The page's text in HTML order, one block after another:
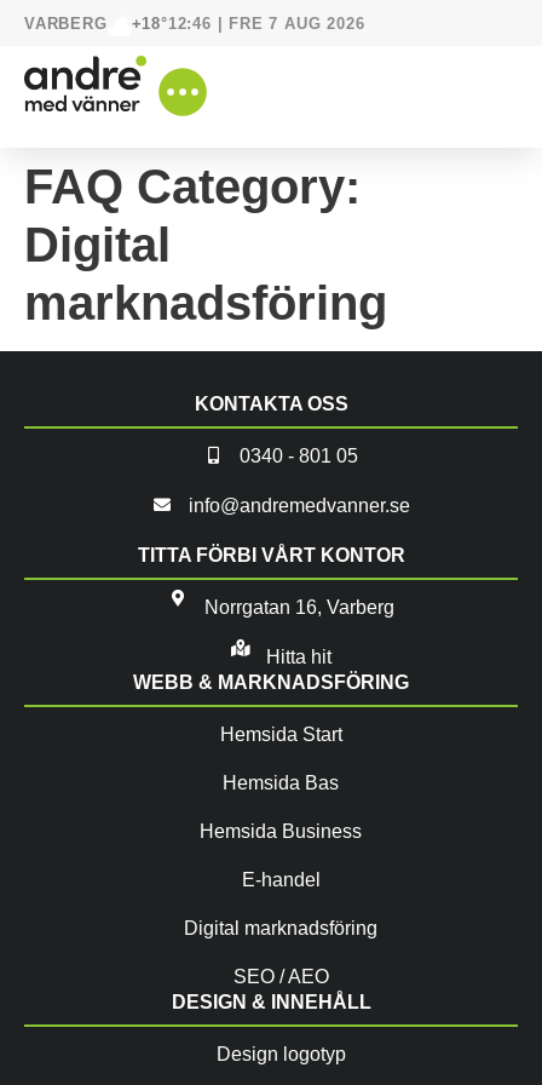
VARBERG +18°12:46 | FRE 7 AUG 2026
FAQ Category:
Digital
marknadsföring
KONTAKTA OSS
0340 - 801 05
info@andremedvanner.se
TITTA FÖRBI VÅRT KONTOR
Norrgatan 16, Varberg
Hitta hit
WEBB & MARKNADSFÖRING
Hemsida Start
Hemsida Bas
Hemsida Business
E-handel
Digital marknadsföring
SEO / AEO
DESIGN & INNEHÅLL
Design logotyp